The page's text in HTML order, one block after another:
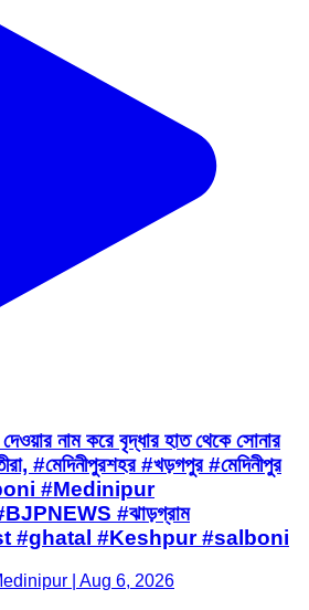
নাম করে বৃদ্ধার হাত থেকে সোনার
#মেদিনীপুরশহর #খড়গপুর #মেদিনীপুর
#Medinipur
#ঝাড়গ্রাম
#ghatal #Keshpur #salboni
| Aug 6, 2026